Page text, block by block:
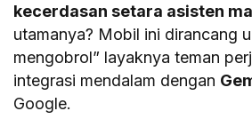
kecerdasan setara asisten
utamanya? Mobil ini dirancang
mengobrol” layaknya teman
integrasi mendalam dengan
Google.